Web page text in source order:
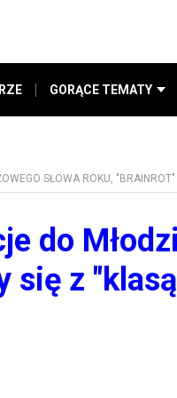
GORĄCE TEMATY
SŁOWA ROKU,
do
się z